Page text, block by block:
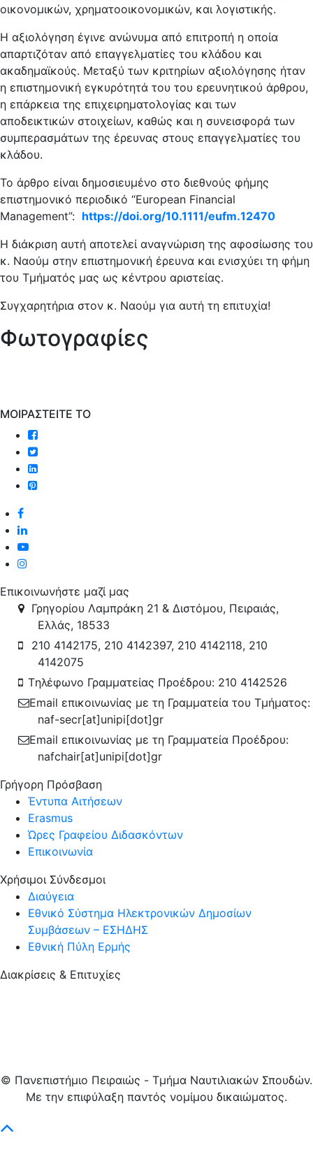
οικονομικών, χρηματοοικονομικών, και λογιστικής.
Η αξιολόγηση έγινε ανώνυμα από επιτροπή η οποία
απαρτιζόταν από επαγγελματίες του κλάδου και
ακαδημαϊκούς. Μεταξύ των κριτηρίων αξιολόγησης ήταν
η επιστημονική εγκυρότητά του του ερευνητικού άρθρου,
η επάρκεια της επιχειρηματολογίας και των
αποδεικτικών στοιχείων, καθώς και η συνεισφορά των
συμπερασμάτων της έρευνας στους επαγγελματίες του
κλάδου.
Το άρθρο είναι δημοσιευμένο στο διεθνούς φήμης
επιστημονικό περιοδικό “European Financial
Management”: https://doi.org/10.1111/eufm.12470
Η διάκριση αυτή αποτελεί αναγνώριση της αφοσίωσης του
κ. Ναούμ στην επιστημονική έρευνα και ενισχύει τη φήμη
του Τμήματός μας ως κέντρου αριστείας.
Συγχαρητήρια στον κ. Ναούμ για αυτή τη επιτυχία!
Φωτογραφίες
MOIΡΑΣΤΕΙΤΕ ΤΟ
Επικοινωνήστε μαζί μας
Γρηγορίου Λαμπράκη 21 & Διστόμου, Πειραιάς,
Ελλάς, 18533
210 4142175, 210 4142397, 210 4142118, 210
4142075
Tηλέφωνο Γραμματείας Προέδρου: 210 4142526
Email επικοινωνίας με τη Γραμματεία του Τμήματος:
naf-secr[at]unipi[dot]gr
Email επικοινωνίας με τη Γραμματεία Προέδρου:
nafchair[at]unipi[dot]gr
Γρήγορη Πρόσβαση
Έντυπα Αιτήσεων
Erasmus
Ώρες Γραφείου Διδασκόντων
Επικοινωνία
Χρήσιμοι Σύνδεσμοι
Διαύγεια
Εθνικό Σύστημα Ηλεκτρονικών Δημοσίων
Συμβάσεων – ΕΣΗΔΗΣ
Εθνική Πύλη Ερμής
Διακρίσεις & Επιτυχίες
© Πανεπιστήμιο Πειραιώς - Tμήμα Ναυτιλιακών Σπουδών.
Με την επιφύλαξη παντός νομίμου δικαιώματος.